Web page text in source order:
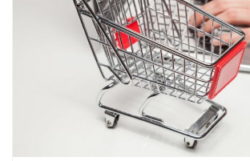
Смотреть проект